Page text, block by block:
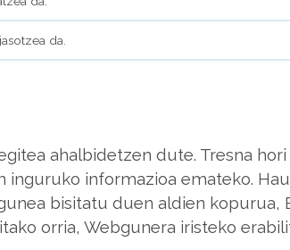
da.
ahalbidetzen dute. Tresna
informazioa emateko.
bisitatu duen aldien kopurua,
orria, Webgunera iristeko